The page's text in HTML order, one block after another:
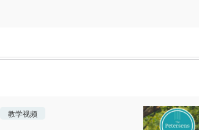
教学视频